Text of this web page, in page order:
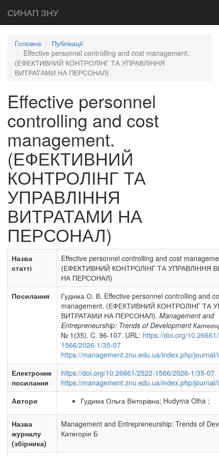
СИНАП ЗНУ
Головна
Публікації
Effective personnel controlling and cost management.
(ЕФЕКТИВНИЙ КОНТРОЛІНГ ТА УПРАВЛІННЯ
ВИТРАТАМИ НА ПЕРСОНАЛ)
Effective personnel
controlling and cost
management.
(ЕФЕКТИВНИЙ
КОНТРОЛІНГ ТА
УПРАВЛІННЯ
ВИТРАТАМИ НА
ПЕРСОНАЛ)
Назва
статті
Effective personnel controlling and cost
(ЕФЕКТИВНИЙ КОНТРОЛІНГ ТА УПРАВЛІННЯ
НА ПЕРСОНАЛ)
Посилання
Гудима О. В. Effective personnel controlling and
management. (ЕФЕКТИВНИЙ КОНТРОЛІНГ ТА
ВИТРАТАМИ НА ПЕРСОНАЛ). Management and
Entrepreneurship: Trends of Development
№ 1(35). C. 96-107. URL: https://doi.org/
1566/2026-1/35-07
https://management.znu.edu.ua/index.php/
Електронне
посилання
https://doi.org/10.26661/2522-1566/2026-1/35-07
https://management.znu.edu.ua/index.php/
Автори
Гудима Ольга Вікторівна; Hudyma Olha ;
Назва
журналу
(збірника)
Management and Entrepreneurship: Trends of
Категорія Б